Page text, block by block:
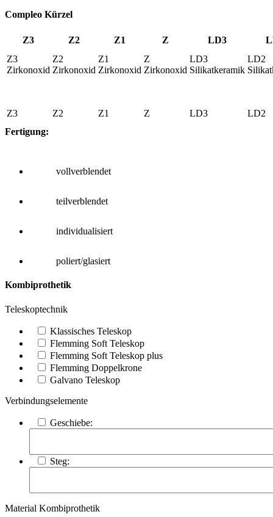
Compleo Kürzel
Z3 Z2 Z1 Z LD3
Z3
Zirkonoxid
Z2
Zirkonoxid
Z1
Zirkonoxid
Z
Zirkonoxid
LD3
Silikatkeramik
LD2
Z3 Z2 Z1 Z LD3
LD2
Fertigung:
vollverblendet
teilverblendet
individualisiert
poliert/glasiert
Kombiprothetik
Teleskoptechnik
Klassisches Teleskop
Flemming Soft Teleskop
Flemming Soft Teleskop plus
Flemming Doppelkrone
Galvano Teleskop
Verbindungselemente
Geschiebe:
Steg:
Material Kombiprothetik